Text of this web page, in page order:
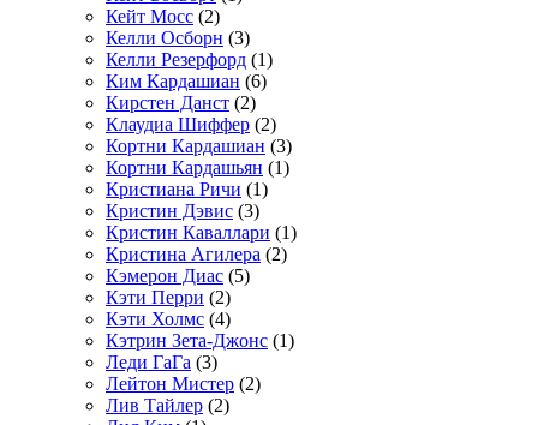
Кейт Мосс (2)
Келли Осборн (3)
Келли Резерфорд (1)
Ким Кардашиан (6)
Кирстен Данст (2)
Клаудиа Шиффер (2)
Кортни Кардашиан (3)
Кортни Кардашьян (1)
Кристиана Ричи (1)
Кристин Дэвис (3)
Кристин Каваллари (1)
Кристина Агилера (2)
Кэмерон Диас (5)
Кэти Перри (2)
Кэти Холмс (4)
Кэтрин Зета-Джонс (1)
Леди ГаГа (3)
Лейтон Мистер (2)
Лив Тайлер (2)